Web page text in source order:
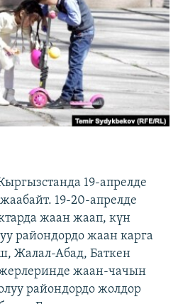
19-апрелде
19-20-апрелде
жаан жаап, күн
райондордо жаан карга
Жалал-Абад, Баткен
жаан-чачын
райондордо жолдор